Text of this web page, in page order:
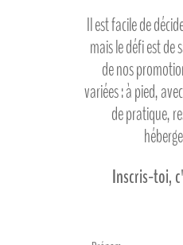
Il est facile de
mais le défi est de
de nos
variées : à pied,
de pratique,
Inscris-toi,